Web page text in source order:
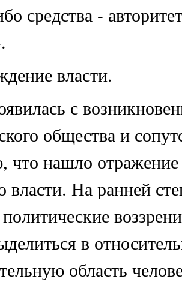
средства -
власти.
с
общества и
что нашло
власти. На ранней
в
область